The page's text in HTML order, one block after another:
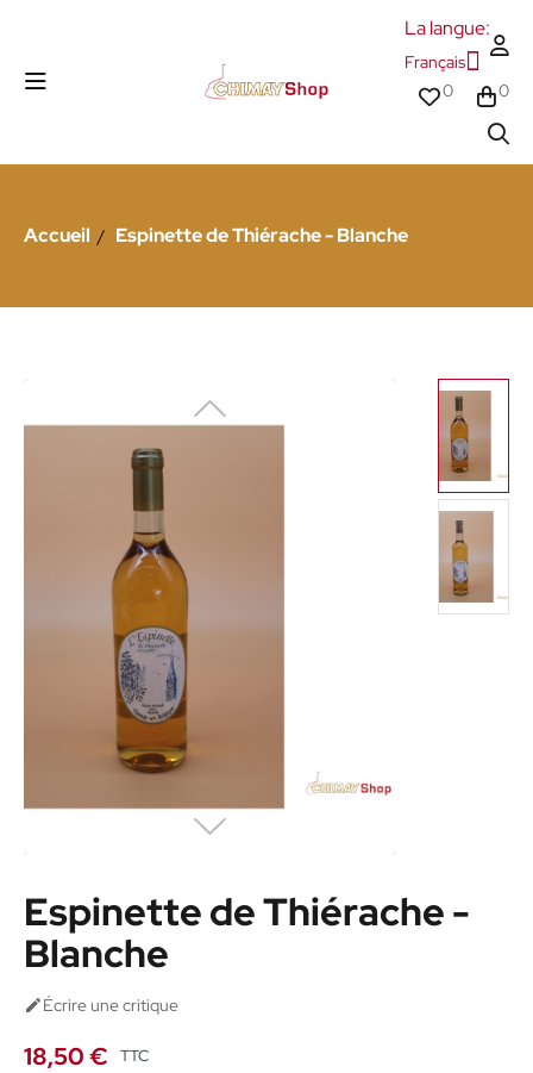
La langue:
Français
0
0
Accueil Espinette de Thiérache - Blanche
Espinette de Thiérache -
Blanche
Écrire une critique
18,50 € TTC